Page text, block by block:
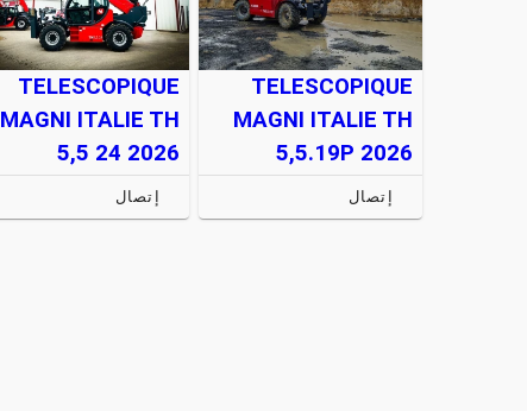
TELESCOPIQUE
MAGNI ITALIE TH
5,5.19P 2026
إتصال
TELESCOPIQUE
MAGNI ITALIE TH
5,5 24 2026
إتصال